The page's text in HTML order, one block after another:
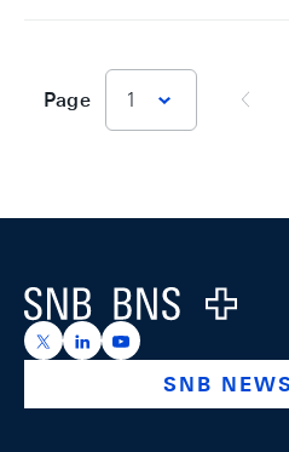
Page 1
Logo
https://x.com/snb_bns
https://https://
SNB